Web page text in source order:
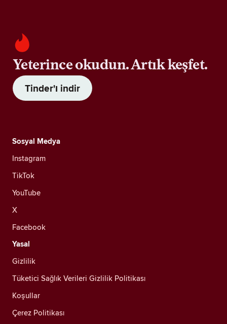
Yeterince okudun. Artık keşfet.
Tinder'ı indir
Sosyal Medya
Instagram
TikTok
YouTube
X
Facebook
Yasal
Gizlilik
Tüketici Sağlık Verileri Gizlilik Politikası
Koşullar
Çerez Politikası